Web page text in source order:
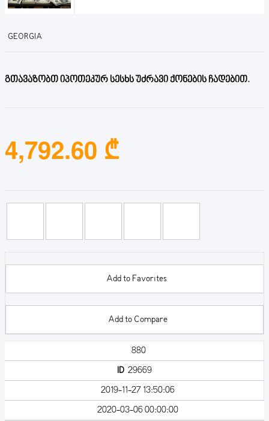
GEORGIA
გთავაზობთ იპოთეკურ სესხს უძრავი ქონების ჩადებით.
4,792.60 ₾
Add to Favorites
Add to Compare
880
ID29669
2019-11-27 13:50:06
2020-03-06 00:00:00